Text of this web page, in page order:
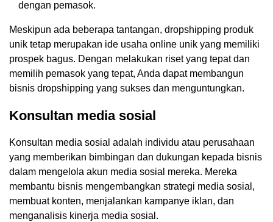
dengan pemasok.
Meskipun ada beberapa tantangan, dropshipping produk
unik tetap merupakan ide usaha online unik yang memiliki
prospek bagus. Dengan melakukan riset yang tepat dan
memilih pemasok yang tepat, Anda dapat membangun
bisnis dropshipping yang sukses dan menguntungkan.
Konsultan media sosial
Konsultan media sosial adalah individu atau perusahaan
yang memberikan bimbingan dan dukungan kepada bisnis
dalam mengelola akun media sosial mereka. Mereka
membantu bisnis mengembangkan strategi media sosial,
membuat konten, menjalankan kampanye iklan, dan
menganalisis kinerja media sosial.